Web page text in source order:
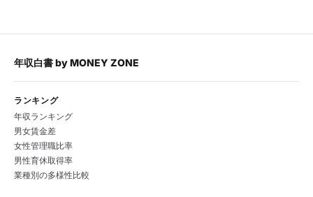
年収白書byMONEY ZONE
ランキング
年収ランキング
男女賃金差
女性管理職比率
男性育休取得率
業種別の多様性比較